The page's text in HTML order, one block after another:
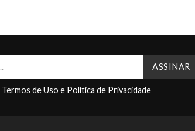
Termos de Uso e Política de Privacidade